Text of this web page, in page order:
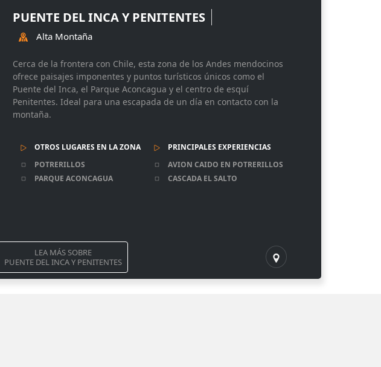
PUENTE DEL INCA Y PENITENTES
Alta Montaña
Cerca de la frontera con Chile, esta zona de los Andes mendocinos
ofrece paisajes imponentes y puntos turísticos únicos como el
Puente del Inca, el Parque Aconcagua y el centro de esquí
Penitentes. Ideal para una escapada de un día en contacto con la
montaña.
OTROS LUGARES EN LA ZONA
POTRERILLOS
PARQUE ACONCAGUA
PRINCIPALES EXPERIENCIAS
AVION CAIDO EN POTRERILLOS
CASCADA EL SALTO
LEA MÁS SOBRE
PUENTE DEL INCA Y PENITENTES